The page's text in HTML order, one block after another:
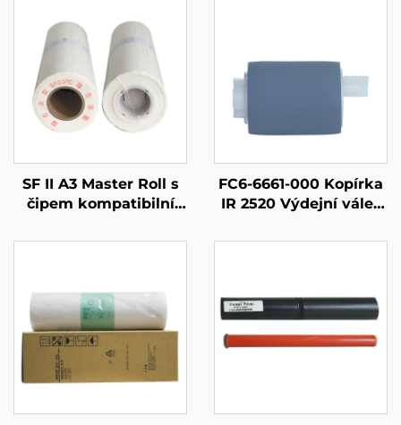
SF II A3 Master Roll s
čipem kompatibilní
Digitální duplicátor
FC6-6661-000 Kopírka
IR 2520 Výdejní válec
ADVANCE 4225 4235
4545i